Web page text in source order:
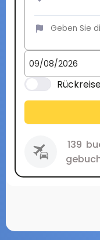
139